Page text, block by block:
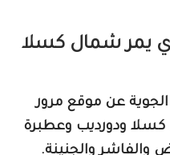
يمر شمال كسلا
الجوية عن موقع مرور
ودورديب وعطبرة
والفاشر والجنينة.